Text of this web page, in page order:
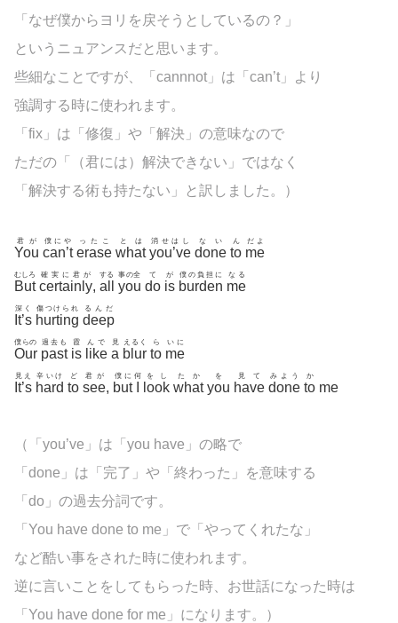
「なぜ僕からヨリを戻そうとしているの？」
というニュアンスだと思います。
些細なことですが、「cannnot」は「can’t」より
強調する時に使われます。
「fix」は「修復」や「解決」の意味なので
ただの「（君には）解決できない」ではなく
「解決する術も持たない」と訳しました。）
You
君が
can’t
僕にや
erase
ったこ
what
とは
you’ve
消せはし
done
ない
to
ん
me
だよ
But
むしろ
certainly
確実に君が
, all
する
you
事の全
do
て
is
が
burden
僕の負担に
me
なる
It’s
深く
hurting
傷つけられ
deep
るんだ
Our
僕らの
past
過去も
is
霞
like
んで
a
見
blur
えるく
to
ら
me
いに
It’s
見え
hard
辛いけ
to
ど
see
君が
, but
僕に 何
look
をし
what
たか
you
を
have
見て
done
みよう
to
か
me
（「you’ve」は「you have」の略で
「done」は「完了」や「終わった」を意味する
「do」の過去分詞です。
「You have done to me」で「やってくれたな」
など酷い事をされた時に使われます。
逆に言いことをしてもらった時、お世話になった時は
「You have done for me」になります。）